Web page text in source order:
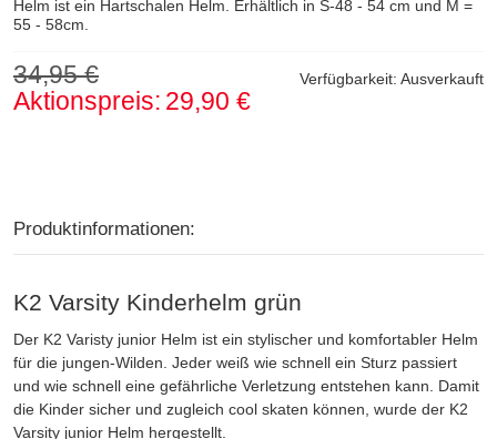
Helm ist ein Hartschalen Helm. Erhältlich in S-48 - 54 cm und M =
55 - 58cm.
Verfügbarkeit: Ausverkauft
34,95 €
Aktionspreis: 29,90 €
Produktinformationen:
K2 Varsity Kinderhelm grün
Der K2 Varisty junior Helm ist ein stylischer und komfortabler Helm
für die jungen-Wilden. Jeder weiß wie schnell ein Sturz passiert
und wie schnell eine gefährliche Verletzung entstehen kann. Damit
die Kinder sicher und zugleich cool skaten können, wurde der K2
Varsity junior Helm hergestellt.